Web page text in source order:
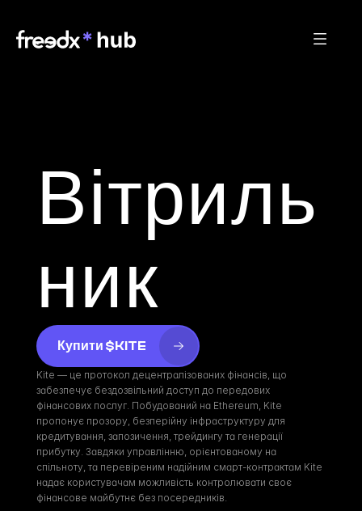
Вітриль
ник
Купити $KITE
Kite — це протокол децентралізованих фінансів, що
забезпечує бездозвільний доступ до передових
фінансових послуг. Побудований на Ethereum, Kite
пропонує прозору, безперійну інфраструктуру для
кредитування, запозичення, трейдингу та генерації
прибутку. Завдяки управлінню, орієнтованому на
спільноту, та перевіреним надійним смарт-контрактам Kite
надає користувачам можливість контролювати своє
фінансове майбутнє без посередників.